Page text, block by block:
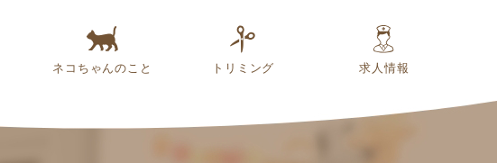
ネコちゃんのこと トリミング 求人情報